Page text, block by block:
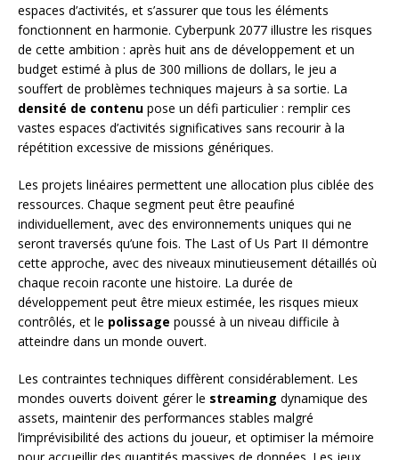
espaces d’activités, et s’assurer que tous les éléments
fonctionnent en harmonie. Cyberpunk 2077 illustre les risques
de cette ambition : après huit ans de développement et un
budget estimé à plus de 300 millions de dollars, le jeu a
souffert de problèmes techniques majeurs à sa sortie. La
densité de contenu pose un défi particulier : remplir ces
vastes espaces d’activités significatives sans recourir à la
répétition excessive de missions génériques.
Les projets linéaires permettent une allocation plus ciblée des
ressources. Chaque segment peut être peaufiné
individuellement, avec des environnements uniques qui ne
seront traversés qu’une fois. The Last of Us Part II démontre
cette approche, avec des niveaux minutieusement détaillés où
chaque recoin raconte une histoire. La durée de
développement peut être mieux estimée, les risques mieux
contrôlés, et le polissage poussé à un niveau difficile à
atteindre dans un monde ouvert.
Les contraintes techniques diffèrent considérablement. Les
mondes ouverts doivent gérer le streaming dynamique des
assets, maintenir des performances stables malgré
l’imprévisibilité des actions du joueur, et optimiser la mémoire